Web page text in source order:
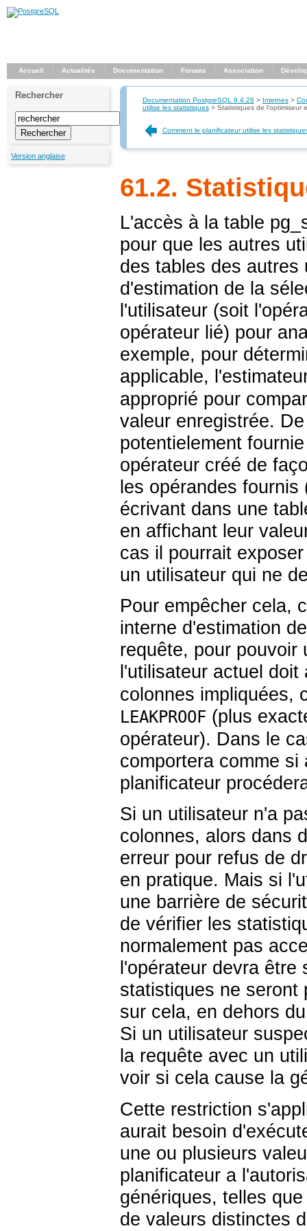
Accueil Actualités Documentation Forums Association
Rechercher
Version anglaise
Documentation PostgreSQL 9.4.26 > Internes>
utilise les statistiques> Statistiques de l'optimiseur
Comment le planificateur utilise les
61.2.
L'accès à la table
pour que les autres
des tables des
d'estimation de la
l'utilisateur (soit
opérateur lié) pour
exemple, pour
applicable,
approprié pour
valeur enregistrée.
potentielement
opérateur créé de
les opérandes
écrivant dans une
en affichant leur
cas il pourrait
un utilisateur qui ne
Pour empêcher cela,
interne d'estimation
requête, pour
l'utilisateur actuel
colonnes impliquées,
LEAKPROOF (plus
opérateur). Dans le
comportera comme
planificateur
Si un utilisateur n'a
colonnes, alors dans
erreur pour refus de
en pratique. Mais si
une barrière de
de vérifier les
normalement pas
l'opérateur devra
statistiques ne seront
sur cela, en dehors
Si un utilisateur
la requête avec un
voir si cela cause la
Cette restriction
aurait besoin
une ou plusieurs
planificateur a
génériques, telles
de valeurs distinctes